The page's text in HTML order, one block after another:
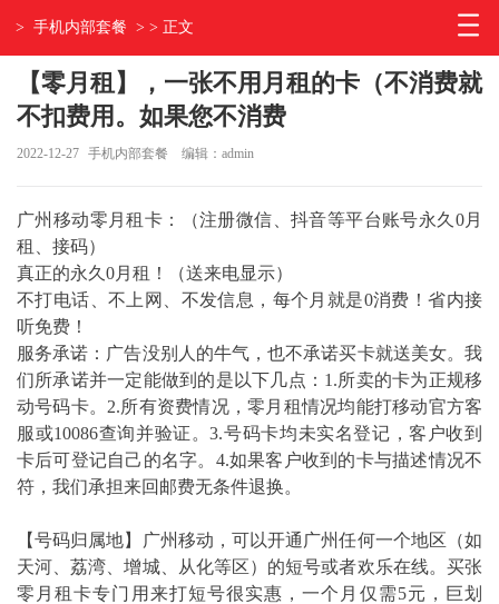
> 手机内部套餐 > > 正文
【零月租】，一张不用月租的卡（不消费就
不扣费用。如果您不消费
2022-12-27 手机内部套餐 编辑：admin
广州移动零月租卡：（注册微信、抖音等平台账号永久0月
租、接码）
真正的永久0月租！（送来电显示）
不打电话、不上网、不发信息，每个月就是0消费！省内接
听免费！
服务承诺：广告没别人的牛气，也不承诺买卡就送美女。我
们所承诺并一定能做到的是以下几点：1.所卖的卡为正规移
动号码卡。2.所有资费情况，零月租情况均能打移动官方客
服或10086查询并验证。3.号码卡均未实名登记，客户收到
卡后可登记自己的名字。4.如果客户收到的卡与描述情况不
符，我们承担来回邮费无条件退换。
【号码归属地】广州移动，可以开通广州任何一个地区（如
天河、荔湾、增城、从化等区）的短号或者欢乐在线。买张
零月租卡专门用来打短号很实惠，一个月仅需5元，巨划